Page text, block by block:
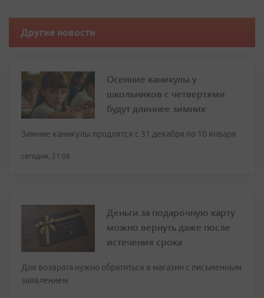
Другие новости
Осенние каникулы у
школьников с четвертями
будут длиннее зимних
Зимние каникулы продлятся с 31 декабря по 10 января
сегодня, 21:06
Деньги за подарочную карту
можно вернуть даже после
истечения срока
Для возврата нужно обратиться в магазин с письменным
заявлением